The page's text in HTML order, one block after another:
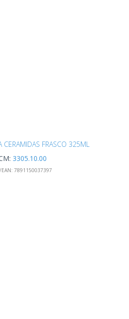
CERAMIDAS FRASCO 325ML
3305.10.00
7891150037397